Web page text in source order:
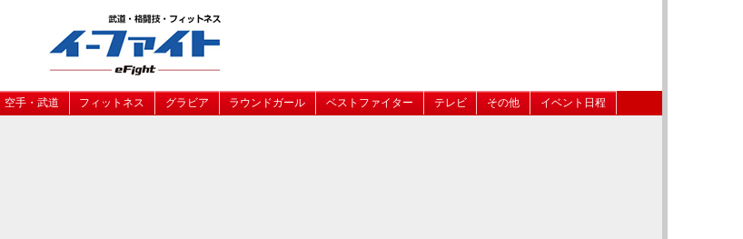
空手・武道 フィットネス グラビア ラウンドガール ベストファイター テレビ その他 イベント日程